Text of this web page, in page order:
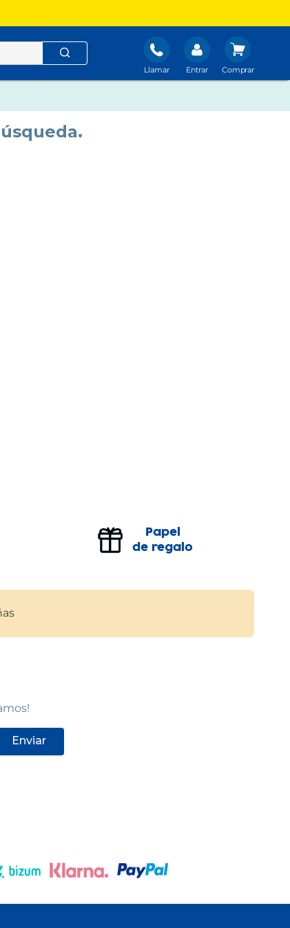
Llamar Entrar
Papel
de regalo
Enviar